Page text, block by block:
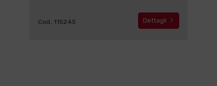
Cod. 115245 Dettagli